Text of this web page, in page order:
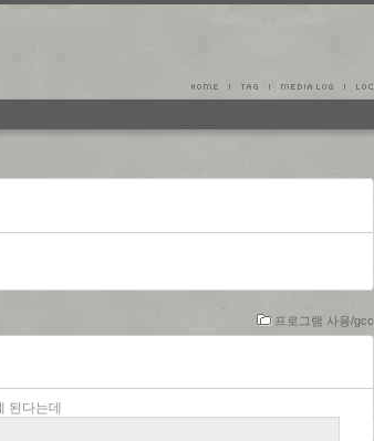
프로그램 사용/gcc
된다는데